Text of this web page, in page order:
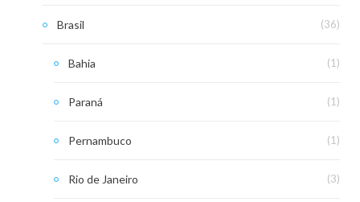
Brasil (36)
Bahia (1)
Paraná (1)
Pernambuco (1)
Rio de Janeiro (3)